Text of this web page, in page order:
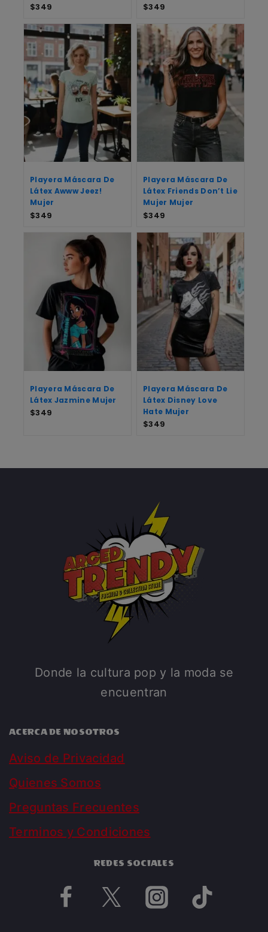
$349 $349
Playera Máscara De
Látex Awww Jeez!
Mujer
$349
Playera Máscara De
Látex Friends Don’t Lie
Mujer Mujer
$349
Playera Máscara De
Látex Jazmine Mujer
$349
Playera Máscara De
Látex Disney Love
Hate Mujer
$349
Donde la cultura pop y la moda se
encuentran
ACERCA DE NOSOTROS
Aviso de Privacidad
Quienes Somos
Preguntas Frecuentes
Terminos y Condiciones
REDES SOCIALES